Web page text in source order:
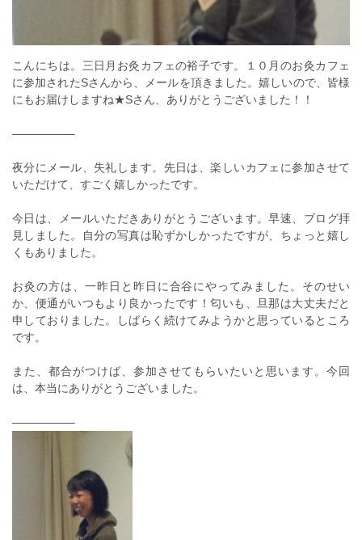
こんにちは。三日月お灸カフェの裕子です。１０月のお灸カフェ
に参加されたSさんから、メールを頂きました。嬉しいので、皆様
にもお届けしますね★Sさん、ありがとうございました！！
—————–
夜分にメール、失礼します。先日は、楽しいカフェに参加させて
いただけて、すごく嬉しかったです。
今日は、メールいただきありがとうございます。早速、ブログ拝
見しました。自分の写真は恥ずかしかったですが、ちょっと嬉し
くもありました。
お灸の方は、一昨日と昨日に合谷にやってみました。そのせい
か、便通がいつもより良かったです！匂いも、旦那は大丈夫だと
申しておりました。しばらく続けてみようかと思っているところ
です。
また、都合がつけば、参加させてもらいたいと思います。今回
は、本当にありがとうございました。
—————–